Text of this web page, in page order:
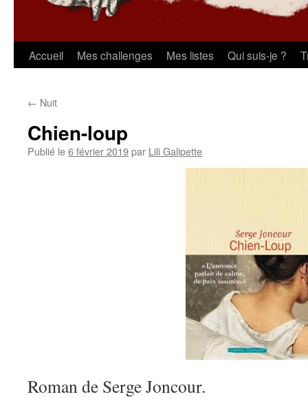
Aller
contenu
Accueil Mes challenges Mes listes Qui suis-je ?
← Nuit
Chien-loup
Publié le6 février 2019par Lili Galipette
Roman de Serge Joncour.